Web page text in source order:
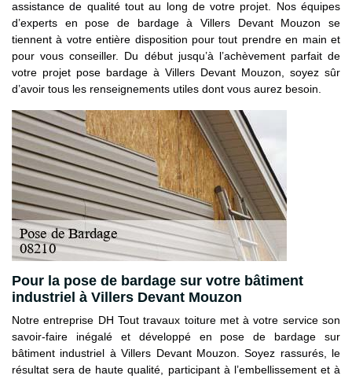
assistance de qualité tout au long de votre projet. Nos équipes
d’experts en pose de bardage à Villers Devant Mouzon se
tiennent à votre entière disposition pour tout prendre en main et
pour vous conseiller. Du début jusqu’à l’achèvement parfait de
votre projet pose bardage à Villers Devant Mouzon, soyez sûr
d’avoir tous les renseignements utiles dont vous aurez besoin.
Pour la pose de bardage sur votre bâtiment
industriel à Villers Devant Mouzon
Notre entreprise DH Tout travaux toiture met à votre service son
savoir-faire inégalé et développé en pose de bardage sur
bâtiment industriel à Villers Devant Mouzon. Soyez rassurés, le
résultat sera de haute qualité, participant à l’embellissement et à